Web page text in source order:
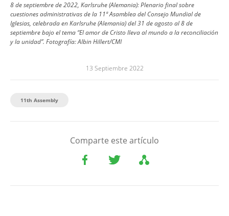
8 de septiembre de 2022, Karlsruhe (Alemania): Plenario final sobre
cuestiones administrativas de la 11ª Asamblea del Consejo Mundial de
Iglesias, celebrada en Karlsruhe (Alemania) del 31 de agosto al 8 de
septiembre bajo el tema “El amor de Cristo lleva al mundo a la reconciliación
y la unidad”. Fotografía:Albin Hillert/CMI
13 Septiembre 2022
11th Assembly
Comparte este artículo